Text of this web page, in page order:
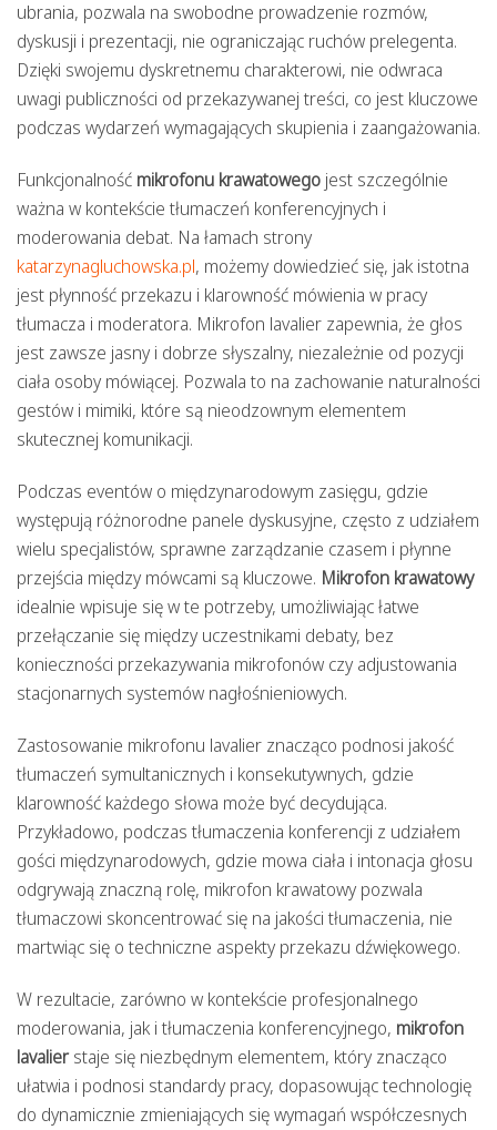
ubrania, pozwala na swobodne prowadzenie rozmów,
dyskusji i prezentacji, nie ograniczając ruchów prelegenta.
Dzięki swojemu dyskretnemu charakterowi, nie odwraca
uwagi publiczności od przekazywanej treści, co jest kluczowe
podczas wydarzeń wymagających skupienia i zaangażowania.
Funkcjonalność mikrofonu krawatowego jest szczególnie
ważna w kontekście tłumaczeń konferencyjnych i
moderowania debat. Na łamach strony
katarzynagluchowska.pl, możemy dowiedzieć się, jak istotna
jest płynność przekazu i klarowność mówienia w pracy
tłumacza i moderatora. Mikrofon lavalier zapewnia, że głos
jest zawsze jasny i dobrze słyszalny, niezależnie od pozycji
ciała osoby mówiącej. Pozwala to na zachowanie naturalności
gestów i mimiki, które są nieodzownym elementem
skutecznej komunikacji.
Podczas eventów o międzynarodowym zasięgu, gdzie
występują różnorodne panele dyskusyjne, często z udziałem
wielu specjalistów, sprawne zarządzanie czasem i płynne
przejścia między mówcami są kluczowe. Mikrofon krawatowy
idealnie wpisuje się w te potrzeby, umożliwiając łatwe
przełączanie się między uczestnikami debaty, bez
konieczności przekazywania mikrofonów czy adjustowania
stacjonarnych systemów nagłośnieniowych.
Zastosowanie mikrofonu lavalier znacząco podnosi jakość
tłumaczeń symultanicznych i konsekutywnych, gdzie
klarowność każdego słowa może być decydująca.
Przykładowo, podczas tłumaczenia konferencji z udziałem
gości międzynarodowych, gdzie mowa ciała i intonacja głosu
odgrywają znaczną rolę, mikrofon krawatowy pozwala
tłumaczowi skoncentrować się na jakości tłumaczenia, nie
martwiąc się o techniczne aspekty przekazu dźwiękowego.
W rezultacie, zarówno w kontekście profesjonalnego
moderowania, jak i tłumaczenia konferencyjnego, mikrofon
lavalierstaje się niezbędnym elementem, który znacząco
ułatwia i podnosi standardy pracy, dopasowując technologię
do dynamicznie zmieniających się wymagań współczesnych